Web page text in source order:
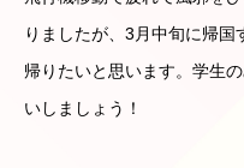
りましたが、3月中旬に帰
帰りたいと思います。学生
いしましょう！